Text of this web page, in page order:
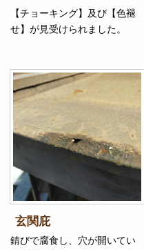
【チョーキング】及び【色褪
せ】が見受けられました。
玄関庇
錆びで腐食し、穴が開いてい